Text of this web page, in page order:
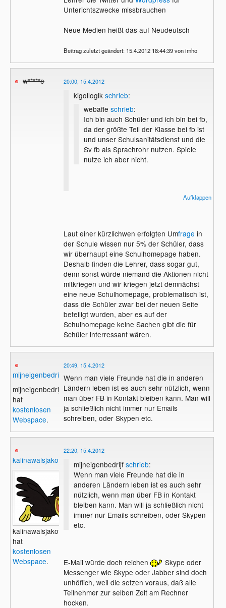
Unterichtszwecke missbrauchen
Neue Medien heißt das auf Neudeutsch
Beitrag zuletzt geändert: 15.4.2012 18:44:39 von imho
w*****e 20:00, 15.4.2012
kigollogik schrieb:
webaffe schrieb:
Ich bin auch Schüler und ich bin bei fb,
da der größte Teil der Klasse bei fb ist
und unser Schulsanitätsdienst und die
Sv fb als Sprachrohr nutzen. Spiele
nutze ich aber nicht.
z.B. über die Schulhomepage?
Aufklappen
Laut einer kürzlichwen erfolgten Umfrage in
der Schule wissen nur 5% der Schüler, dass
wir überhaupt eine Schulhomepage haben.
Deshalb finden die Lehrer, dass sogar gut,
denn sonst würde niemand die Aktionen nicht
mitkriegen und wir kriegen jetzt demnächst
eine neue Schulhomepage, problematisch ist,
dass die Schüler zwar bei der neuen Seite
beteiligt wurden, aber es auf der
Schulhomepage keine Sachen gibt die für
Schüler interressant wären.
mijneigenbedrijf
mijneigenbedrijf
hat
kostenlosen
Webspace.
20:49, 15.4.2012
Wenn man viele Freunde hat die in anderen
Ländern leben ist es auch sehr nützlich, wenn
man über FB in Kontakt bleiben kann. Man will
ja schließlich nicht immer nur Emails
schreiben, oder Skypen etc.
kalinawalsjakoff
kalinawalsjakoff
hat
kostenlosen
Webspace.
22:20, 15.4.2012
mijneigenbedrijf schrieb:
Wenn man viele Freunde hat die in
anderen Ländern leben ist es auch sehr
nützlich, wenn man über FB in Kontakt
bleiben kann. Man will ja schließlich nicht
immer nur Emails schreiben, oder Skypen
etc.
E-Mail würde doch reichen
Skype oder
Messenger wie Skype oder Jabber sind doch
unhöflich, weil die setzen voraus, daß alle
Teilnehmer zur selben Zeit am Rechner
hocken.